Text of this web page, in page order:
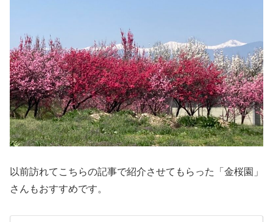
以前訪れてこちらの記事で紹介させてもらった「金桜園」
さんもおすすめです。